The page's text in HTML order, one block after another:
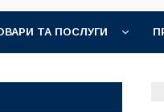
ТА ПОСЛУГИ